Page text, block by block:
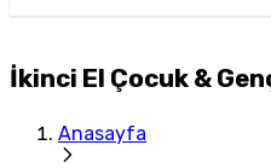
İkinci El Çocuk &
Anasayfa